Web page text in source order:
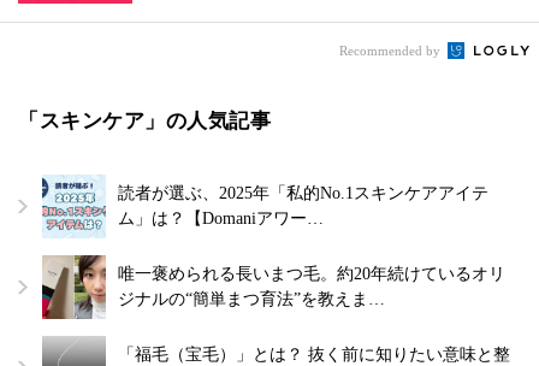
Recommended by
「スキンケア」の人気記事
読者が選ぶ、2025年「私的No.1スキンケアアイテ
ム」は？【Domaniアワー…
唯一褒められる長いまつ毛。約20年続けているオリ
ジナルの“簡単まつ育法”を教えま…
「福毛（宝毛）」とは？ 抜く前に知りたい意味と整